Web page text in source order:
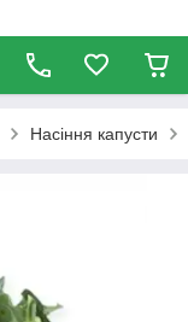
Насіння капусти